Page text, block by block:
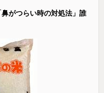
鼻がつらい時の対処法」誰